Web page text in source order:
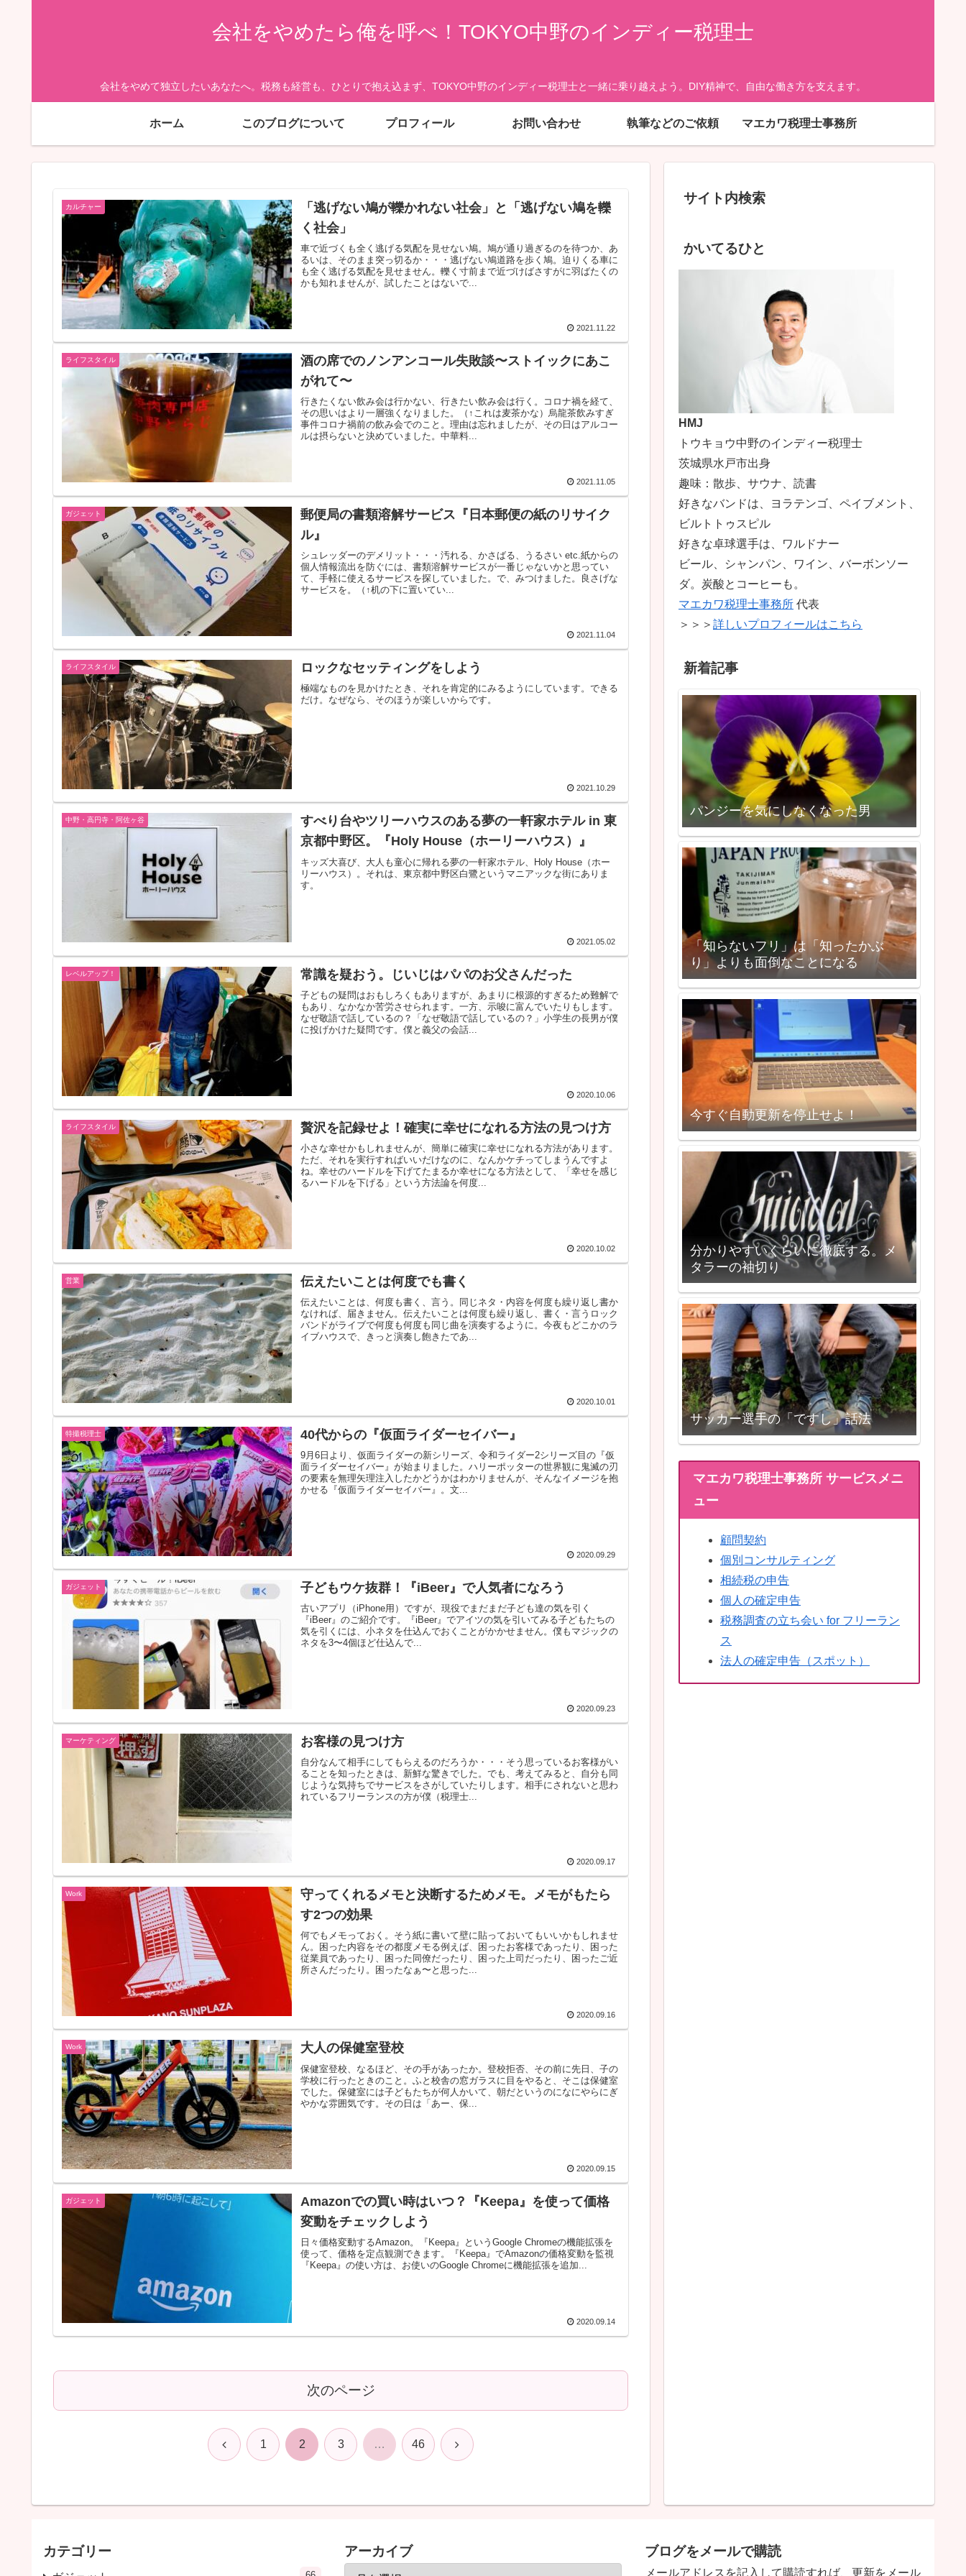
会社をやめたら俺を呼べ！TOKYO中野のインディー税理士
会社をやめて独立したいあなたへ。税務も経営も、ひとりで抱え込まず、TOKYO中野のインディー税理士と一緒に乗り越えよう。DIY精神で、自由な働き方を支えます。
ホーム このブログについて プロフィール お問い合わせ 執筆などのご依頼 マエカワ税理士事務所
カルチャー
「逃げない鳩が轢かれない社会」と「逃げない鳩を轢
く社会」
車で近づくも全く逃げる気配を見せない鳩。鳩が通り過ぎるのを待つか、あ
るいは、そのまま突っ切るか・・・逃げない鳩道路を歩く鳩。迫りくる車に
も全く逃げる気配を見せません。轢く寸前まで近づけばさすがに羽ばたくの
かも知れませんが、試したことはないで...
2021.11.22
ライフスタイル
酒の席でのノンアンコール失敗談〜ストイックにあこ
がれて〜
行きたくない飲み会は行かない、行きたい飲み会は行く。コロナ禍を経て、
その思いはより一層強くなりました。（↑これは麦茶かな）烏龍茶飲みすぎ
事件コロナ禍前の飲み会でのこと。理由は忘れましたが、その日はアルコー
ルは摂らないと決めていました。中華料...
2021.11.05
ガジェット
郵便局の書類溶解サービス『日本郵便の紙のリサイク
ル』
シュレッダーのデメリット・・・汚れる、かさばる、うるさい etc.紙からの
個人情報流出を防ぐには、書類溶解サービスが一番じゃないかと思ってい
て、手軽に使えるサービスを探していました。で、みつけました。良さげな
サービスを。（↑机の下に置いてい...
2021.11.04
ライフスタイル ロックなセッティングをしよう
極端なものを見かけたとき、それを肯定的にみるようにしています。できる
だけ。なぜなら、そのほうが楽しいからです。
2021.10.29
中野・高円寺・阿佐ヶ谷
すべり台やツリーハウスのある夢の一軒家ホテル in 東
京都中野区。『Holy House（ホーリーハウス）』
キッズ大喜び、大人も童心に帰れる夢の一軒家ホテル、Holy House（ホー
リーハウス）。それは、東京都中野区白鷺というマニアックな街にありま
す。
2021.05.02
レベルアップ！ 常識を疑おう。じいじはパパのお父さんだった
子どもの疑問はおもしろくもありますが、あまりに根源的すぎるため難解で
もあり、なかなか苦労させられます。一方、示唆に富んでいたりもします。
なぜ敬語で話しているの？「なぜ敬語で話しているの？」小学生の長男が僕
に投げかけた疑問です。僕と義父の会話...
2020.10.06
ライフスタイル 贅沢を記録せよ！確実に幸せになれる方法の見つけ方
小さな幸せかもしれませんが、簡単に確実に幸せになれる方法があります。
ただ、それを実行すればいいだけなのに、なんかケチってしまうんですよ
ね。幸せのハードルを下げてたまるか幸せになる方法として、「幸せを感じ
るハードルを下げる」という方法論を何度...
2020.10.02
営業 伝えたいことは何度でも書く
伝えたいことは、何度も書く、言う。同じネタ・内容を何度も繰り返し書か
なければ、届きません。伝えたいことは何度も繰り返し、書く・言うロック
バンドがライブで何度も何度も同じ曲を演奏するように。今夜もどこかのラ
イブハウスで、きっと演奏し飽きたであ...
2020.10.01
特撮税理士 40代からの『仮面ライダーセイバー』
9月6日より、仮面ライダーの新シリーズ、令和ライダー2シリーズ目の『仮
面ライダーセイバー』が始まりました。ハリーポッターの世界観に鬼滅の刃
の要素を無理矢理注入したかどうかはわかりませんが、そんなイメージを抱
かせる『仮面ライダーセイバー』。文...
2020.09.29
ガジェット 子どもウケ抜群！『iBeer』で人気者になろう
古いアプリ（iPhone用）ですが、現役でまだまだ子ども達の気を引く
『iBeer』のご紹介です。『iBeer』でアイツの気を引いてみる子どもたちの
気を引くには、小ネタを仕込んでおくことがかかせません。僕もマジックの
ネタを3〜4個ほど仕込んで...
2020.09.23
マーケティング お客様の見つけ方
自分なんて相手にしてもらえるのだろうか・・・そう思っているお客様がい
ることを知ったときは、新鮮な驚きでした。でも、考えてみると、自分も同
じような気持ちでサービスをさがしていたりします。相手にされないと思わ
れているフリーランスの方が僕（税理士...
2020.09.17
Work
守ってくれるメモと決断するためメモ。メモがもたら
す2つの効果
何でもメモっておく。そう紙に書いて壁に貼っておいてもいいかもしれませ
ん。困った内容をその都度メモる例えば、困ったお客様であったり、困った
従業員であったり、困った同僚だったり、困った上司だったり、困ったご近
所さんだったり。困ったなぁ〜と思った...
2020.09.16
Work 大人の保健室登校
保健室登校、なるほど、その手があったか。登校拒否、その前に先日、子の
学校に行ったときのこと。ふと校舎の窓ガラスに目をやると、そこは保健室
でした。保健室には子どもたちが何人かいて、朝だというのになにやらにぎ
やかな雰囲気です。その日は「あー、保...
2020.09.15
ガジェット
Amazonでの買い時はいつ？『Keepa』を使って価格
変動をチェックしよう
日々価格変動するAmazon。『Keepa』というGoogle Chromeの機能拡張を
使って、価格を定点観測できます。『Keepa』でAmazonの価格変動を監視
『Keepa』の使い方は、お使いのGoogle Chromeに機能拡張を追加...
2020.09.14
次のページ
前 1 2 3 … 46 次
サイト内検索
かいてるひと
HMJ
トウキョウ中野のインディー税理士
茨城県水戸市出身
趣味：散歩、サウナ、読書
好きなバンドは、ヨラテンゴ、ペイブメント、
ビルトトゥスピル
好きな卓球選手は、ワルドナー
ビール、シャンパン、ワイン、バーボンソー
ダ。炭酸とコーヒーも。
マエカワ税理士事務所 代表
＞＞＞ 詳しいプロフィールはこちら
新着記事
パンジーを気にしなくなった男
「知らないフリ」は「知ったかぶ
り」よりも面倒なことになる
今すぐ自動更新を停止せよ！
分かりやすいくらいに徹底する。メ
タラーの袖切り
サッカー選手の「ですし」話法
マエカワ税理士事務所 サービスメニ
ュー
顧問契約
個別コンサルティング
相続税の申告
個人の確定申告
税務調査の立ち会い for フリーラン
ス
法人の確定申告（スポット）
カテゴリー アーカイブ ブログをメールで購読
メールアドレスを記入して購読すれば、更新をメール